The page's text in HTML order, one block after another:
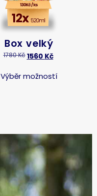
Box velký
1780Kč 1560 Kč
Výběr možností